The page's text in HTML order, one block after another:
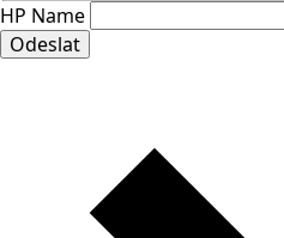
HP Name
Odeslat